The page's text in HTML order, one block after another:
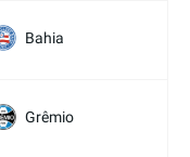
Bahia
Grêmio